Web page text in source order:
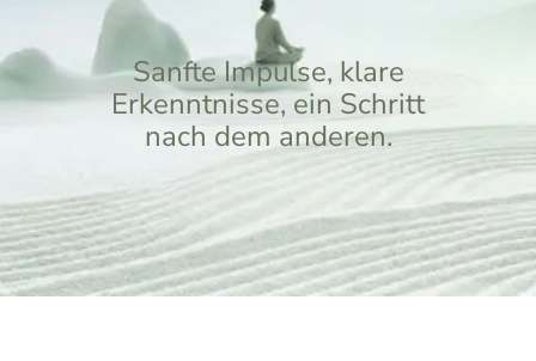
Sanfte Impulse, klare
Erkenntnisse, ein Schritt
nach dem anderen.